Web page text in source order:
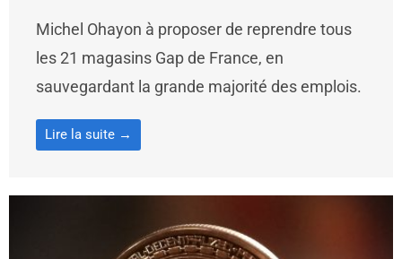
Michel Ohayon à proposer de reprendre tous
les 21 magasins Gap de France, en
sauvegardant la grande majorité des emplois.
Lire la suite →